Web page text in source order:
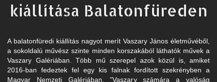
kiállítása Balatonfüreden
A balatonfüredi kiállítás nagyot merít Vaszary János életművéből,
a sokoldalú művész szinte minden korszakából láthatók művek a
Vaszary Galériában. Több mű szerepel azok közül is, amiket
2016-ban fedeztek fel egy kis falnak fordított szekrényben a
Magyar Nemzeti Galériában. "Vaszary számára a valóság